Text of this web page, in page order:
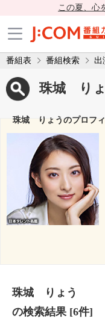
この夏、心
番組表 番組検索 出
珠城 りょ
珠城 りょうのプロフ
珠城 りょう
の検索結果[6件]